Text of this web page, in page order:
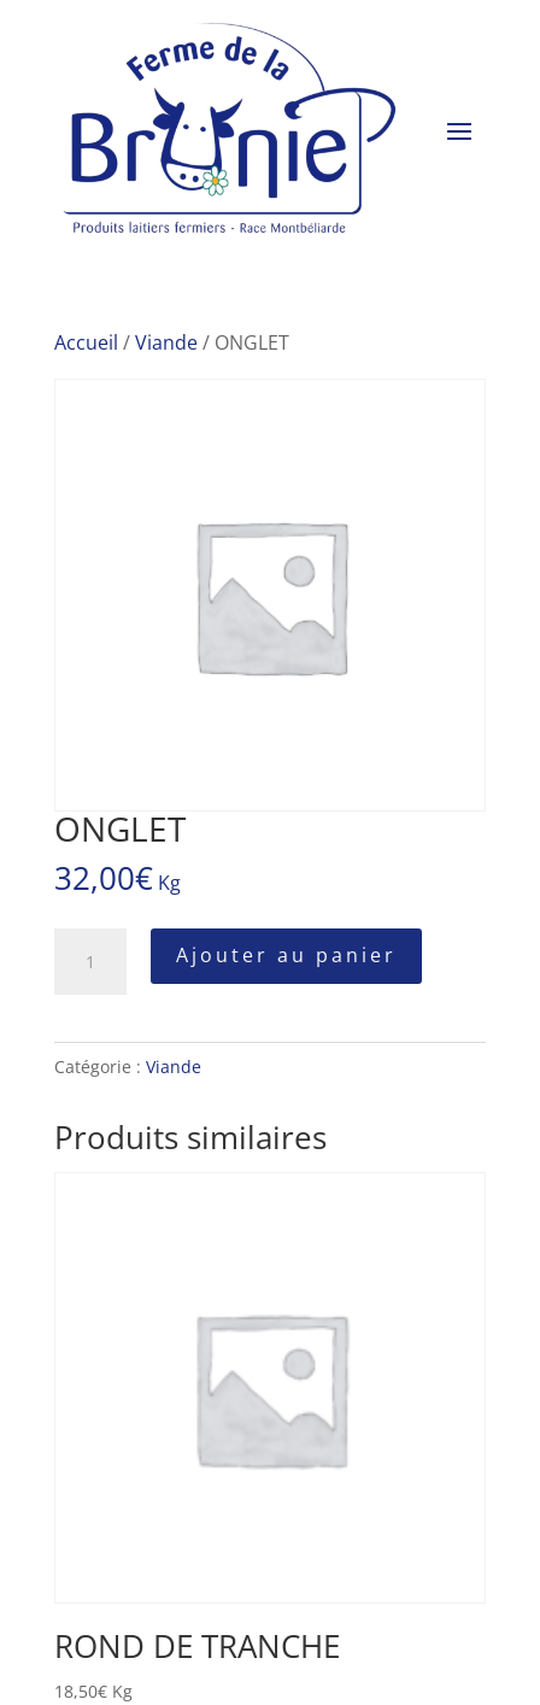
Accueil /Viande/ ONGLET
ONGLET
32,00€ Kg
Ajouter au panier
Catégorie : Viande
Produits similaires
ROND DE TRANCHE
18,50€ Kg